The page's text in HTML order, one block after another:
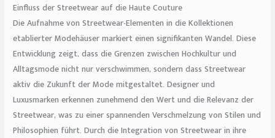
Einfluss der Streetwear auf die Haute Couture
Die Aufnahme von Streetwear-Elementen in die Kollektionen
etablierter Modehäuser markiert einen signifikanten Wandel. Diese
Entwicklung zeigt, dass die Grenzen zwischen Hochkultur und
Alltagsmode nicht nur verschwimmen, sondern dass Streetwear
aktiv die Zukunft der Mode mitgestaltet. Designer und
Luxusmarken erkennen zunehmend den Wert und die Relevanz der
Streetwear, was zu einer spannenden Verschmelzung von Stilen und
Philosophien führt. Durch die Integration von Streetwear in ihre